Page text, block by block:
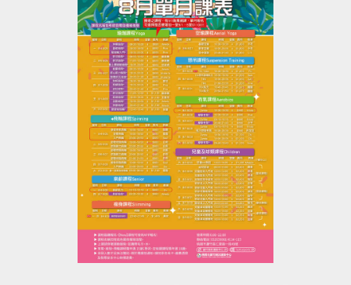
舊生們享有優先報名的期間，別錯過嚕~
【舊生定義】
報名完整7-8月期課、8月單月課程
且開班成功，無中途退費之學員
----------------------------------------------------------
8/11-8/31 不分新舊生 APP報名享95折優惠
8/31 前 本期臨櫃報名
．◆* 有 加碼優惠 喔 ◆*．
同一人報名 三門以上 88折優惠
同一人報名 兩門以上 9折優惠
----------------------------------------------------------
課程報名相關問題請洽 (03)263-9066 #114、115課務